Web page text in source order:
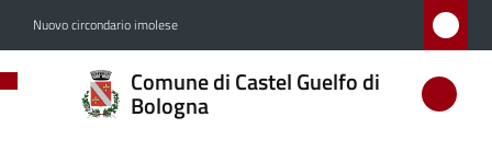
Nuovo circondario imolese
Comune di Castel Guelfo di
Bologna
Comune
di